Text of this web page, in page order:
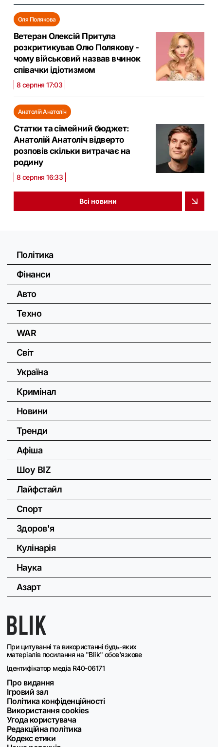
Оля Полякова
Ветеран Олексій Притула
розкритикував Олю Полякову -
чому військовий назвав вчинок
співачки ідіотизмом
8 серпня 17:03
Анатолій Анатоліч
Статки та сімейний бюджет:
Анатолій Анатоліч відверто
розповів скільки витрачає на
родину
8 серпня 16:33
Всі новини
При цитуванні та використанні будь-яких
матеріалів посилання на "Blik" обов'язкове
Ідентифікатор медіа R40-06171
Про видання
Ігровий зал
Політика конфіденційності
Використання cookies
Угода користувача
Редакційна політика
Кодекс етики
Політика
Фінанси
Авто
Техно
WAR
Світ
Україна
Кримінал
Новини
Тренди
Афіша
Шоу BIZ
Лайфстайл
Спорт
Здоров'я
Кулінарія
Наука
Азарт